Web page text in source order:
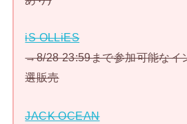
iS OLLiES
→8/28 23:59まで参加可能なイ
選販売
JACK OCEAN